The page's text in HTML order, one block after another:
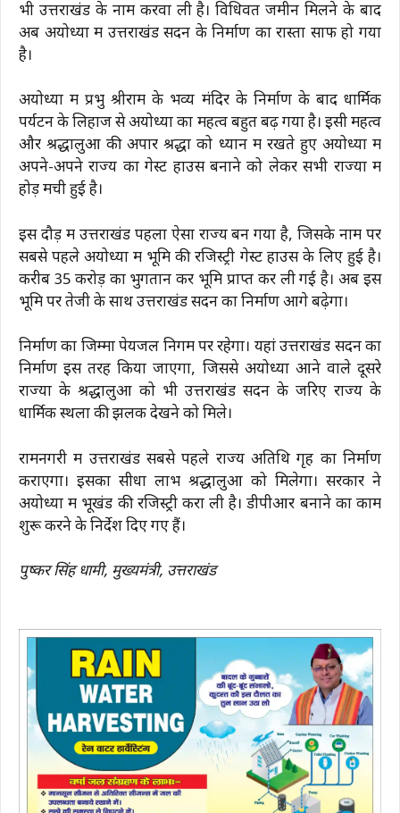
भी उत्तराखंड के नाम करवा ली है। विधिवत जमीन मिलने के बाद
अब अयोध्या में उत्तराखंड सदन के निर्माण का रास्ता साफ हो गया
है।
अयोध्या में प्रभु श्रीराम के भव्य मंदिर के निर्माण के बाद धार्मिक
पर्यटन के लिहाज से अयोध्या का महत्व बहुत बढ़ गया है। इसी महत्व
और श्रद्धालुओं की अपार श्रद्धा को ध्यान में रखते हुए अयोध्या में
अपने-अपने राज्य का गेस्ट हाउस बनाने को लेकर सभी राज्यों में
होड़ मची हुई है।
इस दौड़ में उत्तराखंड पहला ऐसा राज्य बन गया है, जिसके नाम पर
सबसे पहले अयोध्या में भूमि की रजिस्ट्री गेस्ट हाउस के लिए हुई है।
करीब 35 करोड़ का भुगतान कर भूमि प्राप्त कर ली गई है। अब इस
भूमि पर तेजी के साथ उत्तराखंड सदन का निर्माण आगे बढ़ेगा।
निर्माण का जिम्मा पेयजल निगम पर रहेगा। यहां उत्तराखंड सदन का
निर्माण इस तरह किया जाएगा, जिससे अयोध्या आने वाले दूसरे
राज्यों के श्रद्धालुओं को भी उत्तराखंड सदन के जरिए राज्य के
धार्मिक स्थलों की झलक देखने को मिले।
रामनगरी में उत्तराखंड सबसे पहले राज्य अतिथि गृह का निर्माण
कराएगा। इसका सीधा लाभ श्रद्धालुओं को मिलेगा। सरकार ने
अयोध्या में भूखंड की रजिस्ट्री करा ली है। डीपीआर बनाने का काम
शुरू करने के निर्देश दिए गए हैं।
पुष्कर सिंह धामी, मुख्यमंत्री, उत्तराखंड